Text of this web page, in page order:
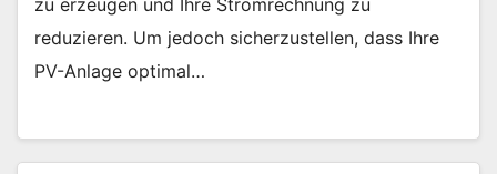
reduzieren. Um jedoch sicherzustellen, dass Ihre
PV-Anlage optimal…